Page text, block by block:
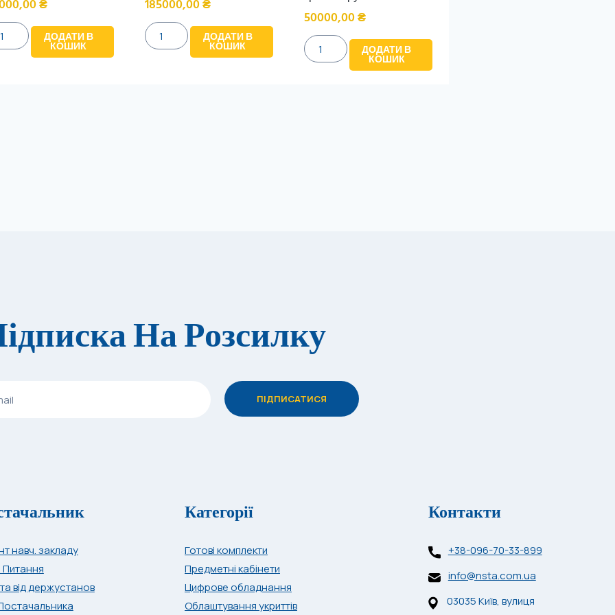
₴
ДОДАТИ В
КОШИК
185000,00₴
ДОДАТИ В
КОШИК
50000,00₴
ДОДАТИ В
КОШИК
На Розсилку
навч. закладу
Питання
від держустанов
Категорії
Готові комплекти
Предметні кабінети
Цифрове обладнання
Облаштування укриттів
Контакти
+38-096-70-33-899
info@nsta.com.ua
03035 Київ, вулиця